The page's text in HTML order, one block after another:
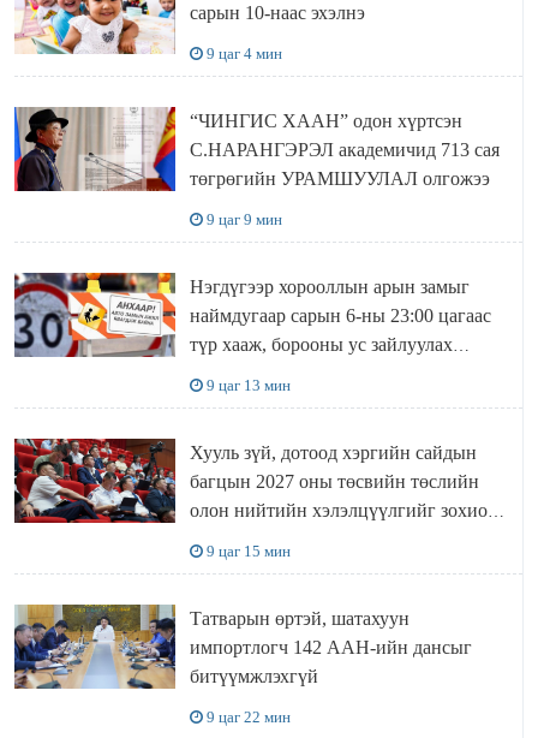
сарын 10-наас эхэлнэ
9 цаг 4 мин
“ЧИНГИС ХААН” одон хүртсэн
С.НАРАНГЭРЭЛ академичид 713 сая
төгрөгийн УРАМШУУЛАЛ олгожээ
9 цаг 9 мин
Нэгдүгээр хорооллын арын замыг
наймдугаар сарын 6-ны 23:00 цагаас
түр хааж, борооны ус зайлуулах
9 цаг 13 мин
Хууль зүй, дотоод хэргийн сайдын
багцын 2027 оны төсвийн төслийн
олон нийтийн хэлэлцүүлгийг зохион
9 цаг 15 мин
Татварын өртэй, шатахуун
импортлогч 142 ААН-ийн дансыг
битүүмжлэхгүй
9 цаг 22 мин